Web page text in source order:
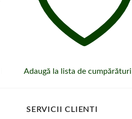
Adaugă la lista de cumpărături
SERVICII CLIENTI